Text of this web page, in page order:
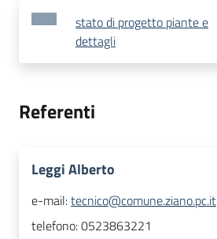
stato di progetto piante e
dettagli
Referenti
Leggi Alberto
e-mail:tecnico@comune.ziano.pc.it
telefono:0523863221